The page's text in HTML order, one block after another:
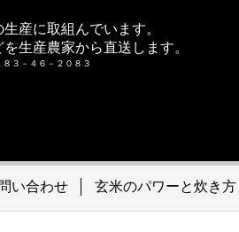
産に取組んでいます。
生産農家から直送します。
３－４６－２０８３
い合わせ 玄米のパワーと炊き方